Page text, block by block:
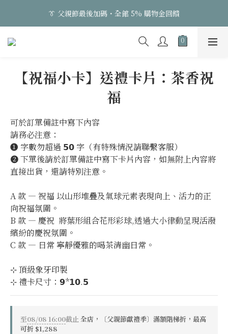
👔 父親節最後加碼・全館 5% 購物金回饋
👔 父親節最後加碼・全館 5% 購物金回饋
2
1
3
2
2
19
5
4
2
1
2
1
:
4
3
1
7
6
5
4
2
1
秒
【祝福小卡】送禮卡片：茶香祝
福
可於訂單備註中寫下內容
請務必注意：
❶ 字數勿超過 𝟱𝟬 字（有特殊情況請聯繫客服）
❷ 下單後請於訂單備註中寫下卡片內容，如無附上內容將
直接出貨，還請特別注意。
A 款 — 祝福 以山形堆疊及氣球元素表現向上、活力的正
向祝福氛圍。
B 款 — 慶祝  將葉形組合花形彩球,透過大小律動呈現活潑
繽紛的慶祝氛圍。
C 款 — 日常 寧靜優雅的喝茶清幽日常。
⊹ 頂級象牙印製
⊹ 禮卡尺寸：𝟵*𝟭𝟬.𝟱
至08/08 16:00截止 全店，〔父親節獻禮季〕滿額階梯折，最高
可折 $1,288